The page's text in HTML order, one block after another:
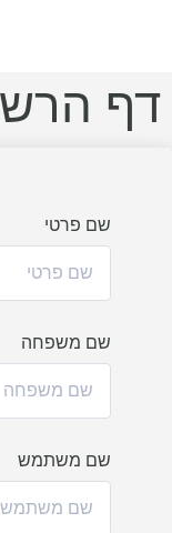
דף
שם פרטי
שם משפחה
שם משתמש